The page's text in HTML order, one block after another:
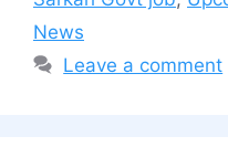
News
Leave a comment